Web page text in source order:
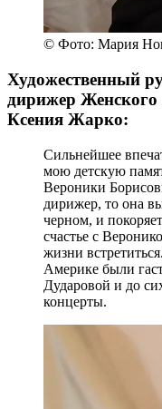
© Фото: Мария
Художественный
дирижер Женского
Ксения Жарко:
Сильнейшее
мою детскую
Вероники
дирижер, то она
черном, и
счастье с
жизни
Америке были
Дударовой и до
концерты.